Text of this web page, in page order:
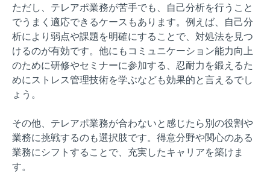
ただし、テレアポ業務が苦手でも、自己分析を行うこと
でうまく適応できるケースもあります。例えば、自己分
析により弱点や課題を明確にすることで、対処法を見つ
けるのが有効です。他にもコミュニケーション能力向上
のために研修やセミナーに参加する、忍耐力を鍛えるた
めにストレス管理技術を学ぶなども効果的と言えるでし
ょう。
その他、テレアポ業務が合わないと感じたら別の役割や
業務に挑戦するのも選択肢です。得意分野や関心のある
業務にシフトすることで、充実したキャリアを築けま
す。